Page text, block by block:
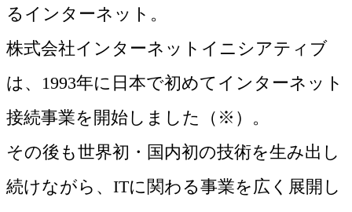
るインターネット。
株式会社インターネットイニシアティブ
は、1993年に日本で初めてインターネット
接続事業を開始しました（※）。
その後も世界初・国内初の技術を生み出し
続けながら、ITに関わる事業を広く展開し